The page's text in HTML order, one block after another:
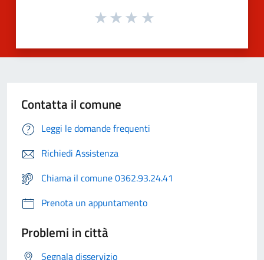
Contatta il comune
Leggi le domande frequenti
Richiedi Assistenza
Chiama il comune 0362.93.24.41
Prenota un appuntamento
Problemi in città
Segnala disservizio